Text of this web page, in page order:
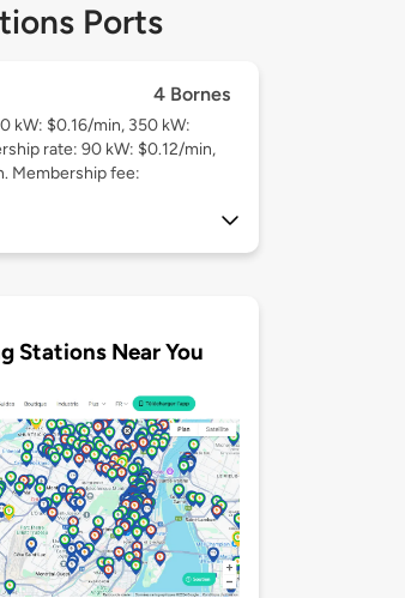
Ports
4 Bornes
kW: $0.16/min, 350 kW:
rate: 90 kW: $0.12/min,
Membership fee:
Stations Near You